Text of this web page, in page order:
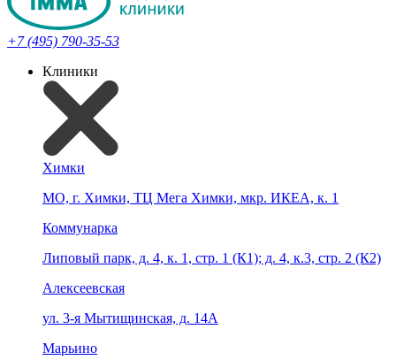
+7 (495) 790-35-53
Клиники
Химки
МО, г. Химки, ТЦ Мега Химки, мкр. ИКЕА, к. 1
Коммунарка
Липовый парк, д. 4, к. 1, стр. 1 (К1); д. 4, к.3, стр. 2 (К2)
Алексеевская
ул. 3-я Мытищинская, д. 14А
Марьино